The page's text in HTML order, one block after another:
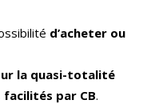
d’acheter ou
la quasi-totalité
par CB.